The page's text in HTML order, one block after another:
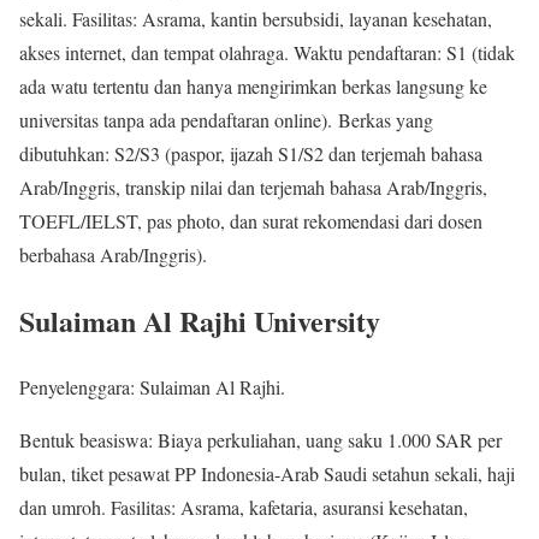
sekali. Fasilitas: Asrama, kantin bersubsidi, layanan kesehatan,
akses internet, dan tempat olahraga. Waktu pendaftaran: S1 (tidak
ada watu tertentu dan hanya mengirimkan berkas langsung ke
universitas tanpa ada pendaftaran online). Berkas yang
dibutuhkan: S2/S3 (paspor, ijazah S1/S2 dan terjemah bahasa
Arab/Inggris, transkip nilai dan terjemah bahasa Arab/Inggris,
TOEFL/IELST, pas photo, dan surat rekomendasi dari dosen
berbahasa Arab/Inggris).
Sulaiman Al Rajhi University
Penyelenggara: Sulaiman Al Rajhi.
Bentuk beasiswa: Biaya perkuliahan, uang saku 1.000 SAR per
bulan, tiket pesawat PP Indonesia-Arab Saudi setahun sekali, haji
dan umroh. Fasilitas: Asrama, kafetaria, asuransi kesehatan,